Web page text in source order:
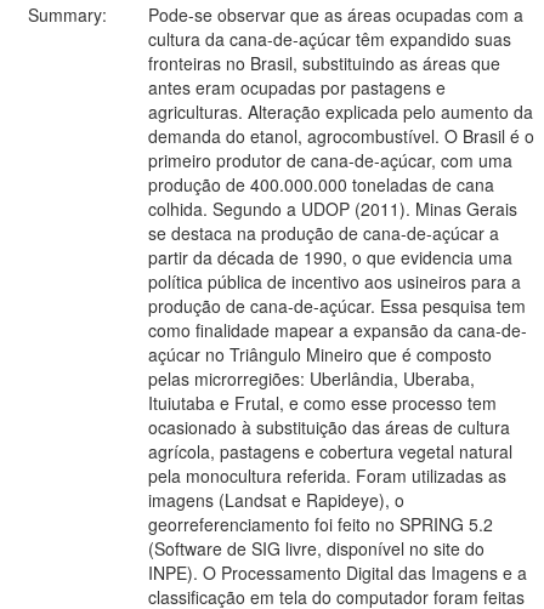
Summary:
Pode-se observar que as áreas ocupadas com a
cultura da cana-de-açúcar têm expandido suas
fronteiras no Brasil, substituindo as áreas que
antes eram ocupadas por pastagens e
agriculturas. Alteração explicada pelo aumento da
demanda do etanol, agrocombustível. O Brasil é o
primeiro produtor de cana-de-açúcar, com uma
produção de 400.000.000 toneladas de cana
colhida. Segundo a UDOP (2011). Minas Gerais
se destaca na produção de cana-de-açúcar a
partir da década de 1990, o que evidencia uma
política pública de incentivo aos usineiros para a
produção de cana-de-açúcar. Essa pesquisa tem
como finalidade mapear a expansão da cana-de-
açúcar no Triângulo Mineiro que é composto
pelas microrregiões: Uberlândia, Uberaba,
Ituiutaba e Frutal, e como esse processo tem
ocasionado à substituição das áreas de cultura
agrícola, pastagens e cobertura vegetal natural
pela monocultura referida. Foram utilizadas as
imagens (Landsat e Rapideye), o
georreferenciamento foi feito no SPRING 5.2
(Software de SIG livre, disponível no site do
INPE). O Processamento Digital das Imagens e a
classificação em tela do computador foram feitas